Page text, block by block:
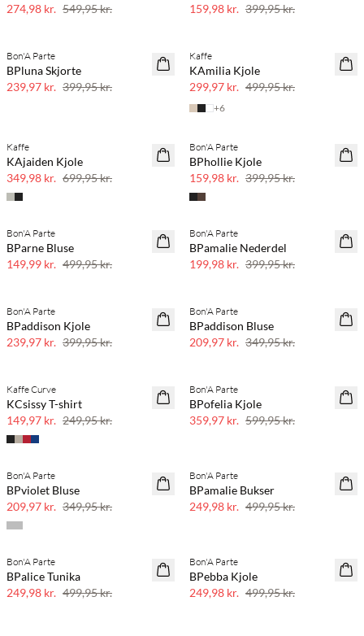
274,98 kr. 549,95 kr.
159,98 kr. 399,95 kr.
40% rabat
Bon'A Parte
BPluna Skjorte
239,97 kr. 399,95 kr.
40% rabat
Kaffe
KAmilia Kjole
299,97 kr. 499,95 kr.
+6
50% rabat
Kaffe
KAjaiden Kjole
349,98 kr. 699,95 kr.
SAVE20
Bon'A Parte
BPhollie Kjole
159,98 kr. 399,95 kr.
70% rabat
Bon'A Parte
BParne Bluse
149,99 kr. 499,95 kr.
50% rabat
Bon'A Parte
BPamalie Nederdel
199,98 kr. 399,95 kr.
40% rabat
Bon'A Parte
BPaddison Kjole
239,97 kr. 399,95 kr.
40% rabat
Bon'A Parte
BPaddison Bluse
209,97 kr. 349,95 kr.
40% rabat
Kaffe Curve
KCsissy T-shirt
149,97 kr. 249,95 kr.
40% rabat
Bon'A Parte
BPofelia Kjole
359,97 kr. 599,95 kr.
40% rabat
Bon'A Parte
BPviolet Bluse
209,97 kr. 349,95 kr.
50% rabat
Bon'A Parte
BPamalie Bukser
249,98 kr. 499,95 kr.
50% rabat
Bon'A Parte
BPalice Tunika
249,98 kr. 499,95 kr.
50% rabat
Bon'A Parte
BPebba Kjole
249,98 kr. 499,95 kr.